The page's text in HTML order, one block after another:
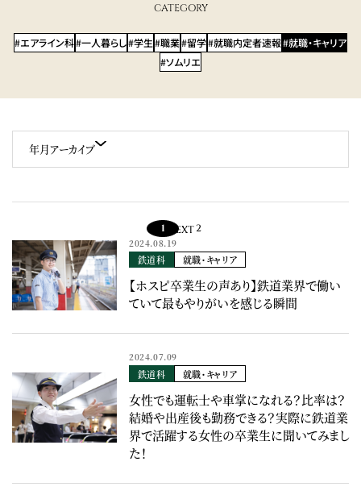
CATEGORY
#エアライン科#一人暮らし#学生#職業#留学#就職内定者速報#就職・キャリア
#ソムリエ
年月アーカイブ
2024.08.19
鉄道科 就職・キャリア
【ホスピ卒業生の声あり】鉄道業界で働い
ていて最もやりがいを感じる瞬間
2024.07.09
鉄道科 就職・キャリア
女性でも運転士や車掌になれる？比率は？
結婚や出産後も勤務できる？実際に鉄道業
界で活躍する女性の卒業生に聞いてみまし
た！
1 2
NEXT